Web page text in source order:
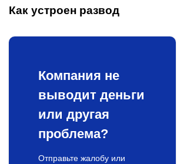
Как устроен развод
Компания не
выводит деньги
или другая
проблема?
Отправьте жалобу или